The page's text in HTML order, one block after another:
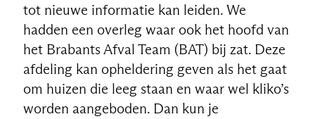
tot nieuwe informatie kan leiden. We
hadden een overleg waar ook het hoofd van
het Brabants Afval Team (BAT) bij zat. Deze
afdeling kan opheldering geven als het gaat
om huizen die leeg staan en waar wel kliko’s
worden aangeboden. Dan kun je